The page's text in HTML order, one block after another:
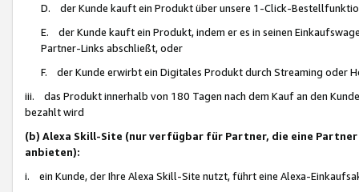
D. der Kunde kauft ein Produkt über unsere 1-Click-
E. der Kunde kauft ein Produkt, indem er es in seinen
Partner-Links abschließt, oder
F. der Kunde erwirbt ein Digitales Produkt durch Streaming oder
iii. das Produkt innerhalb von 180 Tagen nach dem Kauf an den
bezahlt wird
(b) Alexa Skill-Site (nur verfügbar für Partner, die eine
anbieten):
i. ein Kunde, der Ihre Alexa Skill-Site nutzt, führt eine Alexa-